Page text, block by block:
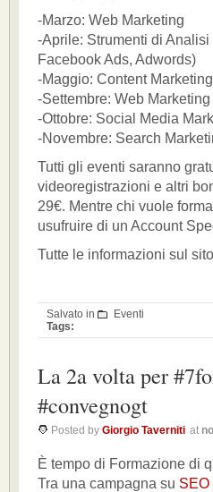
-Marzo: Web Marketing
-Aprile: Strumenti di
Facebook Ads, Adwords)
-Maggio: Content
-Settembre: Web
-Ottobre: Social Media
-Novembre: Search
Tutti gli eventi saranno
videoregistrazioni e altri
29€. Mentre chi vuole
usufruire di un Account
Tutte le informazioni sul
Salvato in
Eventi
Tags:
La 2a volta per
#convegnogt
Posted by Giorgio Taverniti at
È tempo di Formazione di
Tra una campagna su SEO